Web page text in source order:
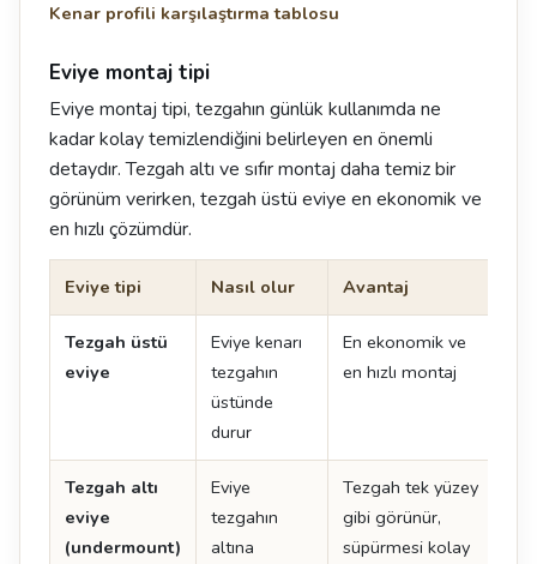
Kenar profili karşılaştırma tablosu
Eviye montaj tipi
Eviye montaj tipi, tezgahın günlük kullanımda ne
kadar kolay temizlendiğini belirleyen en önemli
detaydır. Tezgah altı ve sıfır montaj daha temiz bir
görünüm verirken, tezgah üstü eviye en ekonomik ve
en hızlı çözümdür.
Eviye tipi Nasıl olur Avantaj
Tezgah üstü
eviye
Eviye kenarı
tezgahın
üstünde
durur
En ekonomik ve
en hızlı montaj
Tezgah altı
eviye
(undermount)
Eviye
tezgahın
altına
Tezgah tek yüzey
gibi görünür,
süpürmesi kolay